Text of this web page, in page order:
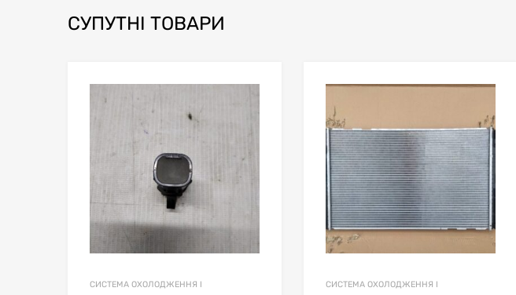
СУПУТНІ ТОВАРИ
Сравнить товары
СИСТЕМА ОХОЛОДЖЕННЯ І
СИСТЕМА ОХОЛОДЖЕННЯ І